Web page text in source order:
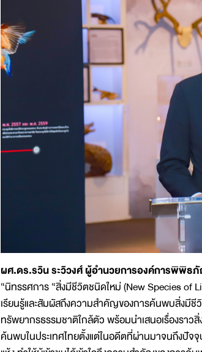
ผศ.ดร.รวิน ระวิวงศ์ ผู้อำนวยการองค์การพิพิธ
“นิทรรศการ “สิ่งมีชีวิตชนิดใหม่ (New Species of
เรียนรู้และสัมผัสถึงความสำคัญของการค้นพบสิ่งมีชี
ทรัพยากรธรรมชาติใกล้ตัว พร้อมนำเสนอเรื่องรา
ค้นพบในประเทศไทยตั้งแต่ในอดีตที่ผ่านมาจนถึงปัจ